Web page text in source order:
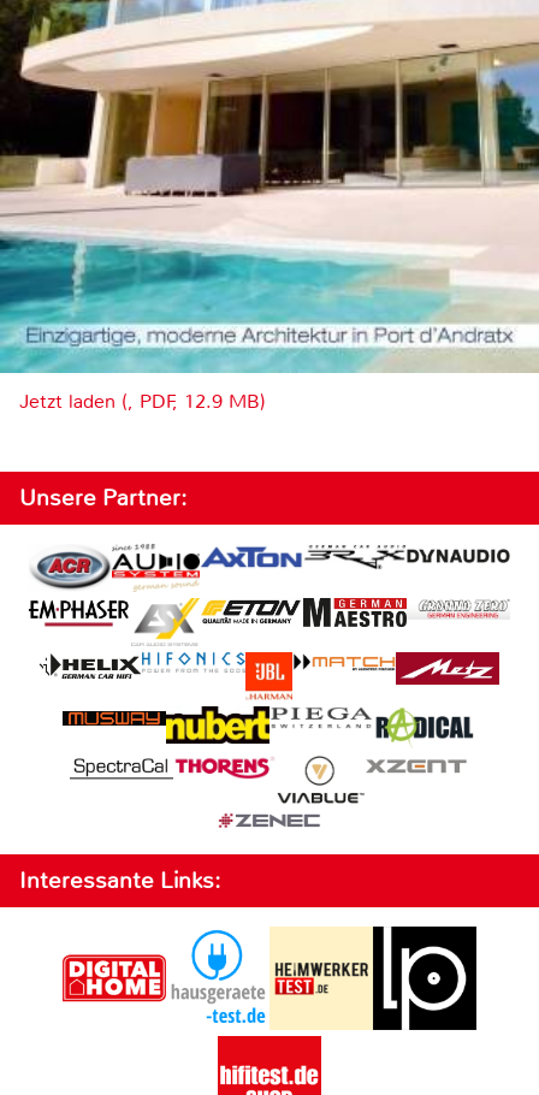
Jetzt laden (, PDF, 12.9 MB)
Unsere Partner:
Interessante Links: